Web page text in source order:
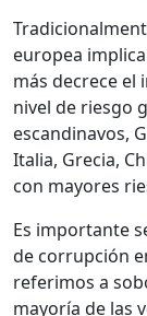
europea
más decrece el
nivel de riesgo
escandinavos,
Italia, Grecia,
con mayores
Es importante
de corrupción
referimos a
mayoría de las